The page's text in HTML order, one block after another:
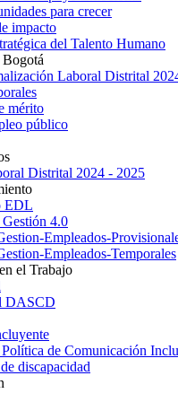
para crecer
impacto
del Talento Humano
Laboral Distrital
mérito
público
Distrital 2024 - 2025
EDL
4.0
Empleados-
Empleados-Temporales
el Trabajo
DASCD
de Comunicación
discapacidad